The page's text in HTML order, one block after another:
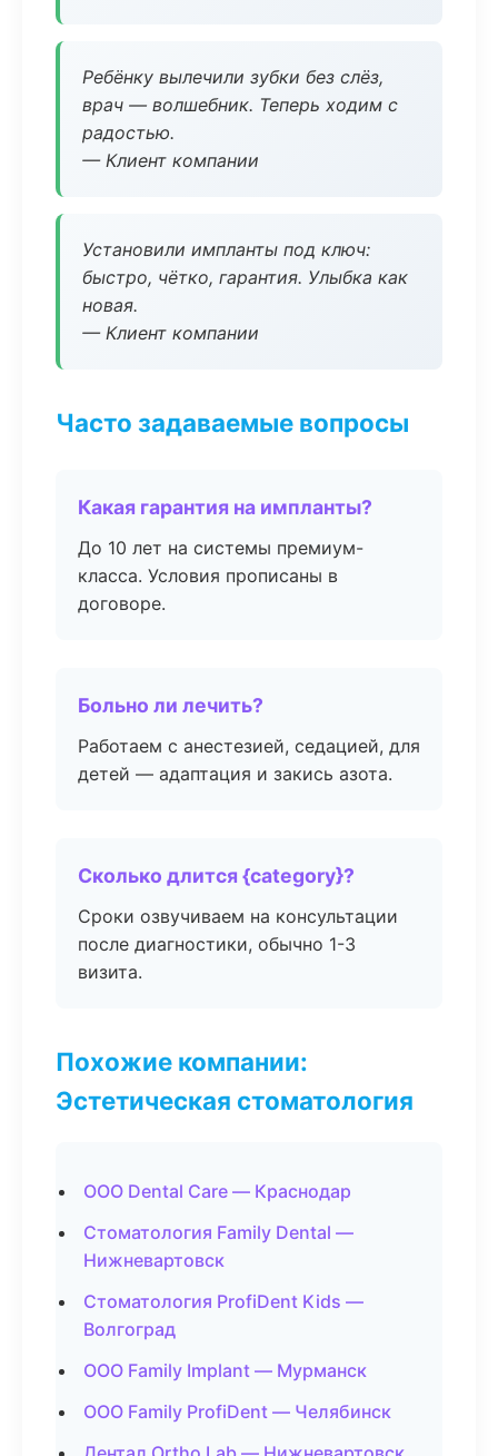
Ребёнку вылечили зубки без слёз,
врач — волшебник. Теперь ходим с
радостью.
— Клиент компании
Установили импланты под ключ:
быстро, чётко, гарантия. Улыбка как
новая.
— Клиент компании
Часто задаваемые вопросы
Какая гарантия на импланты?
До 10 лет на системы премиум-
класса. Условия прописаны в
договоре.
Больно ли лечить?
Работаем с анестезией, седацией, для
детей — адаптация и закись азота.
Сколько длится {category}?
Сроки озвучиваем на консультации
после диагностики, обычно 1-3
визита.
Похожие компании:
Эстетическая стоматология
ООО Dental Care — Краснодар
Стоматология Family Dental —
Нижневартовск
Стоматология ProfiDent Kids —
Волгоград
ООО Family Implant — Мурманск
ООО Family ProfiDent — Челябинск